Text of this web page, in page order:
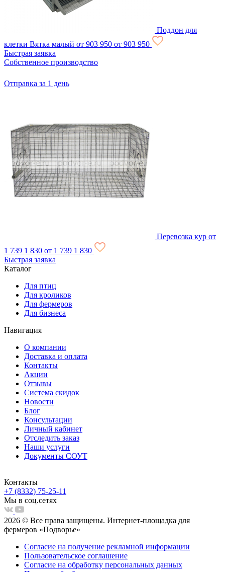
Поддон для
клетки Вятка малый от 903 950 от 903 950
Быстрая заявка
Собственное производство
Отправка за 1 день
Перевозка кур от
1 739 1 830 от 1 739 1 830
Быстрая заявка
Каталог
Для птиц
Для кроликов
Для фермеров
Для бизнеса
Навигация
О компании
Доставка и оплата
Контакты
Акции
Отзывы
Система скидок
Новости
Блог
Консультации
Личный кабинет
Отследить заказ
Наши услуги
Документы СОУТ
Контакты
+7 (8332) 75-25-11
Мы в соц.сетях
2026 © Все права защищены. Интернет-площадка для
фермеров «Подворье»
Согласие на получение рекламной информации
Пользовательское соглашение
Согласие на обработку персональных данных